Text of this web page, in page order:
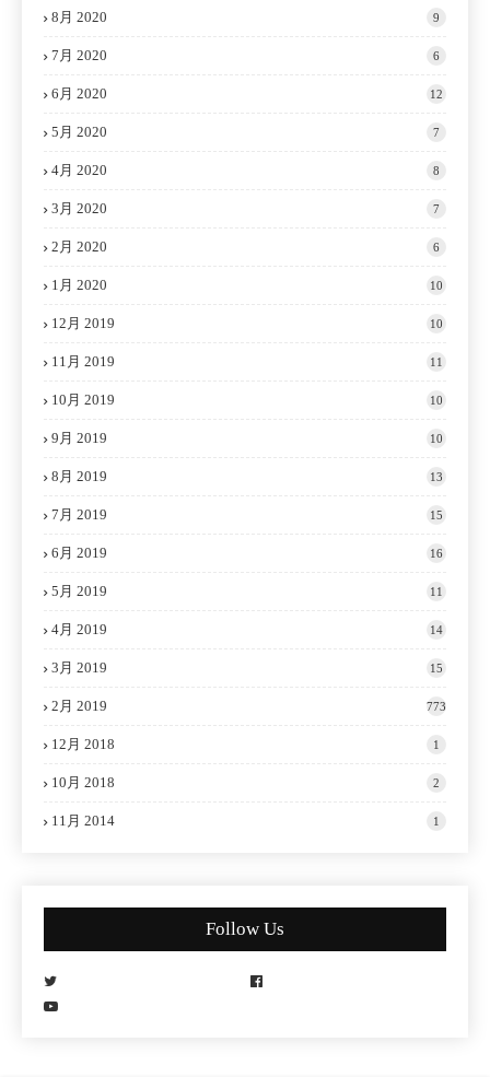
8月 2020 9
7月 2020 6
6月 2020 12
5月 2020 7
4月 2020 8
3月 2020 7
2月 2020 6
1月 2020 10
12月 2019 10
11月 2019 11
10月 2019 10
9月 2019 10
8月 2019 13
7月 2019 15
6月 2019 16
5月 2019 11
4月 2019 14
3月 2019 15
2月 2019 773
12月 2018 1
10月 2018 2
11月 2014 1
Follow Us